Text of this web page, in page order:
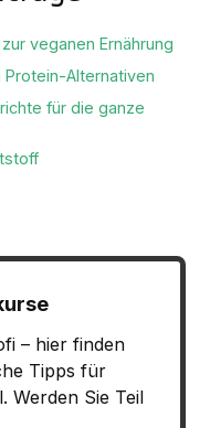
veganen Ernährung
Alternativen
für die ganze
– hier finden
Tipps für
Werden Sie Teil